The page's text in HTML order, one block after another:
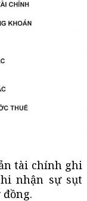
tài chính ghi
nhận sự sụt